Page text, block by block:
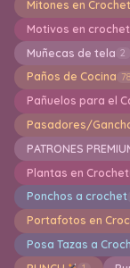
Mitones en Crochet
Motivos en crochet
Muñecas de tela 2
Paños de Cocina 78
Pañuelos para el
Pasadores/
PATRONES
Plantas en Crochet
Ponchos a crochet
Portafotos en
Posa Tazas a